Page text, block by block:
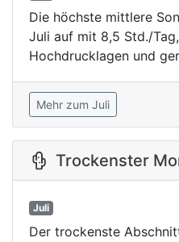
Die höchste mittlere
Juli auf mit 8,5 Std./
Hochdrucklagen und
Mehr zum Juli
Trockenster
Juli
Der trockenste